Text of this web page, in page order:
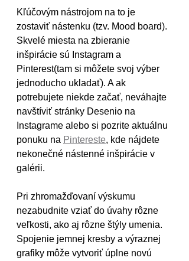
Kľúčovým nástrojom na to je
zostaviť nástenku (tzv. Mood board).
Skvelé miesta na zbieranie
inšpirácie sú Instagram a
Pinterest(tam si môžete svoj výber
jednoducho ukladať). A ak
potrebujete niekde začať, neváhajte
navštíviť stránky Desenio na
Instagrame alebo si pozrite aktuálnu
ponuku na Pintereste, kde nájdete
nekonečné nástenné inšpirácie v
galérii.
Pri zhromažďovaní výskumu
nezabudnite vziať do úvahy rôzne
veľkosti, ako aj rôzne štýly umenia.
Spojenie jemnej kresby a výraznej
grafiky môže vytvoriť úplne novú